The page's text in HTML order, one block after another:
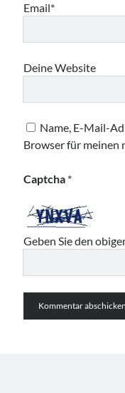
Email*
Deine Website
Name, E-Mail-
Browser für meinen
Captcha *
Geben Sie den